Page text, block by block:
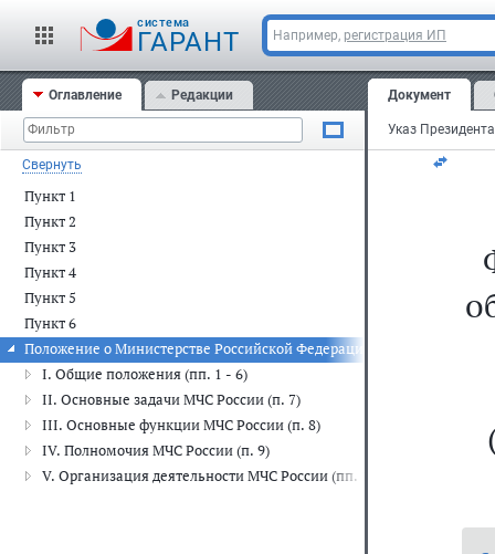
cистема
ГАРАНТ Например, регистрация ИП
Оглавление Редакции
Свернуть
Пункт 1
Пункт 2
Пункт 3
Пункт 4
Пункт 5
Пункт 6
Положение о Министерстве Российской Федерации по делам
I. Общие положения (пп. 1 - 6)
II. Основные задачи МЧС России (п. 7)
III. Основные функции МЧС России (п. 8)
IV. Полномочия МЧС России (п. 9)
V. Организация деятельности МЧС России (пп. 10 - 19)
Документ